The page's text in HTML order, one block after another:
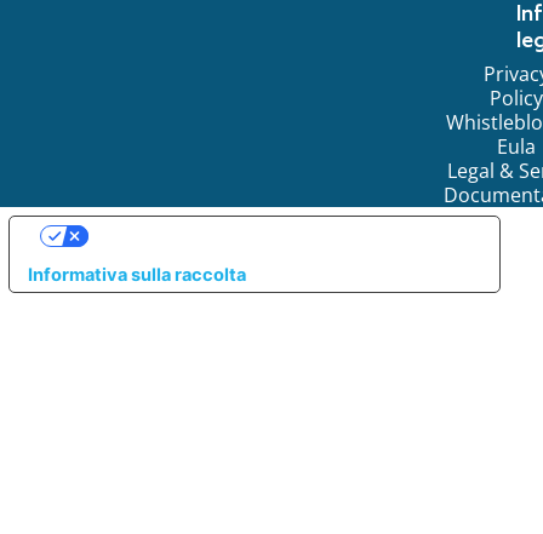
Policy
Eula
Legal &
Informativa sulla raccolta